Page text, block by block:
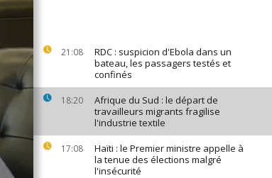
21:08
RDC : suspicion d'Ebola dans un
bateau, les passagers testés et
confinés
18:20
Afrique du Sud : le départ de
travailleurs migrants fragilise
l'industrie textile
17:08
Haïti : le Premier ministre appelle à
la tenue des élections malgré
l'insécurité